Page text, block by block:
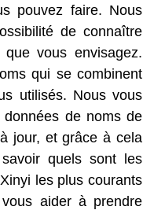
pouvez faire. Nous
de connaître
vous envisagez.
qui se combinent
utilisés. Nous vous
de noms de
jour, et grâce à cela
quels sont les
les plus courants
aider à prendre